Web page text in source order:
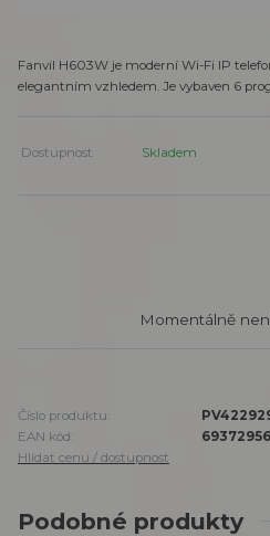
Fanvil H603W je moderní Wi-Fi IP
elegantním vzhledem. Je vybaven 6
Dostupnost Skladem
Momentálně
Číslo produktu:
EAN kód:
Hlídat cenu / dostupnost
Podobné produkty